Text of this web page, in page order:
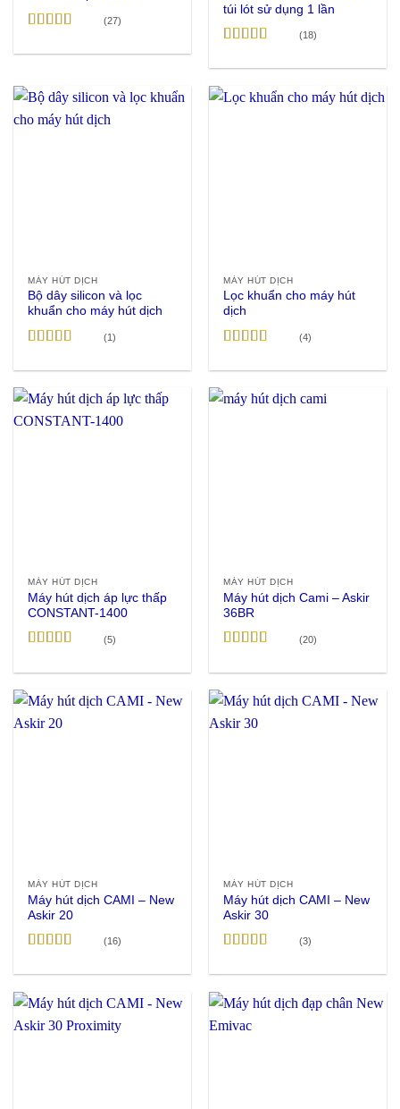
hạng4.785
(27)
túi lót sử dụng 1 lần
hạng4.895
(18)
MÁY HÚT DỊCH
Bộ dây silicon và lọc
khuẩn cho máy hút dịch
hạng45
(1)
MÁY HÚT DỊCH
Lọc khuẩn cho máy hút
dịch
hạng4.755
(4)
MÁY HÚT DỊCH
Máy hút dịch áp lực thấp
CONSTANT-1400
hạng55 sao
(5)
MÁY HÚT DỊCH
Máy hút dịch Cami – Askir
36BR
hạng4.955
(20)
MÁY HÚT DỊCH
Máy hút dịch CAMI – New
Askir 20
hạng4.815
(16)
MÁY HÚT DỊCH
Máy hút dịch CAMI – New
Askir 30
hạng4.33
(3)